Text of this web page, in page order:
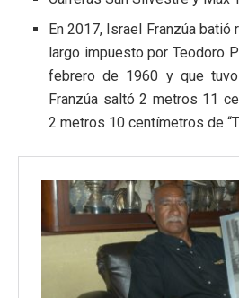
En 2017, Israel Franzúa batió
largo impuesto por Teodoro
febrero de 1960 y que
Franzúa saltó 2 metros 11
2 metros 10 centímetros de